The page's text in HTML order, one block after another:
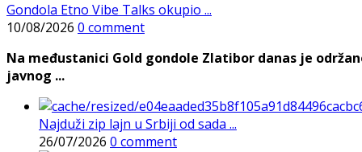
Gondola Etno Vibe Talks okupio ...
10/08/2026 0 comment
Na međustanici Gold gondole Zlatibor danas je
javnog ...
Najduži zip lajn u Srbiji od sada ...
26/07/2026 0 comment